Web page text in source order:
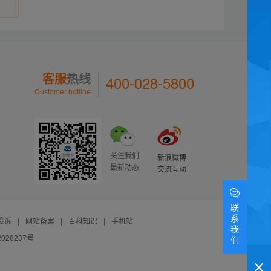
客服热线
Customer hotline 400-028-5800
关注我们
最新动态
新浪微博
交流互动
诉 | 网站备案 | 百科知识 |
手机站
号
联
系
我
们